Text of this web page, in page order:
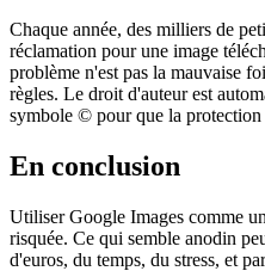
Chaque année, des milliers de
réclamation pour une image
problème n'est pas la mauvaise
règles. Le droit d'auteur est
symbole © pour que la protection
En conclusion
Utiliser Google Images comme
risquée. Ce qui semble anodin
d'euros, du temps, du stress, et